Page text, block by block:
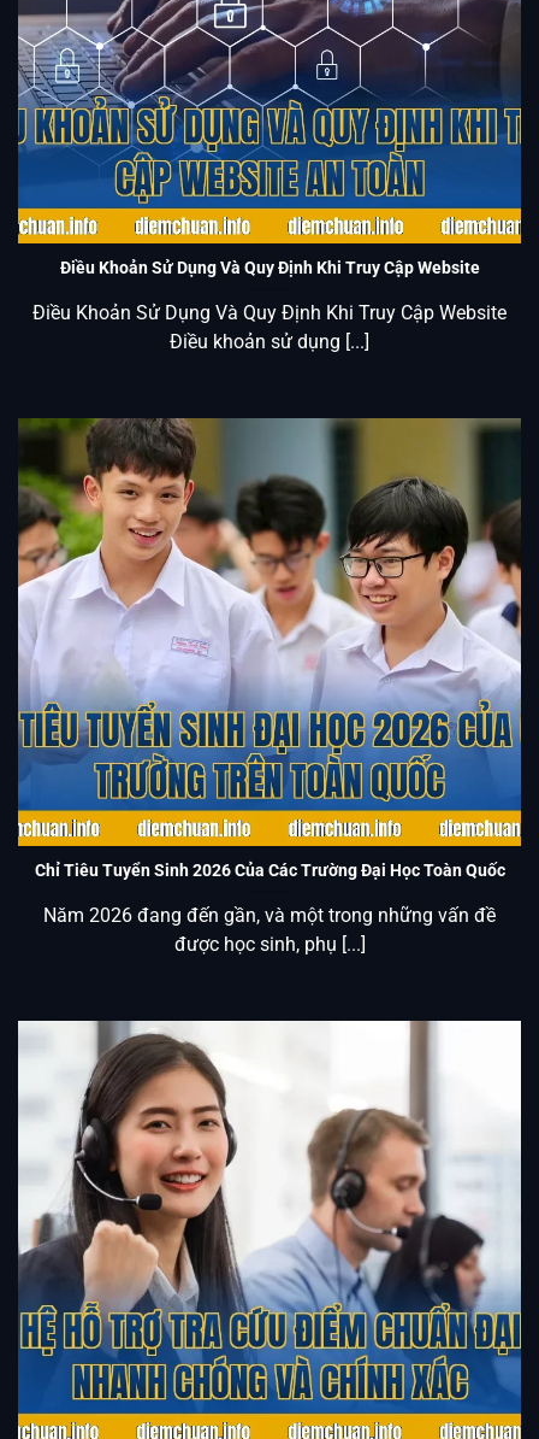
Điều Khoản Sử Dụng Và Quy Định Khi Truy Cập Website An
Toàn
Điều Khoản Sử Dụng Và Quy Định Khi Truy Cập Website
Điều Khoản Sử Dụng Và Quy Định Khi Truy Cập Website
Điều khoản sử dụng [...]
Chỉ Tiêu Tuyển Sinh Đại Học 2026 Của Các Trường Trên
Toàn Quốc
Chỉ Tiêu Tuyển Sinh 2026 Của Các Trường Đại Học Toàn Quốc
Năm 2026 đang đến gần, và một trong những vấn đề
được học sinh, phụ [...]
Liên Hệ Hỗ Trợ Tra Cứu Điểm Chuẩn Đại Học Nhanh Chóng
Và Chính Xác